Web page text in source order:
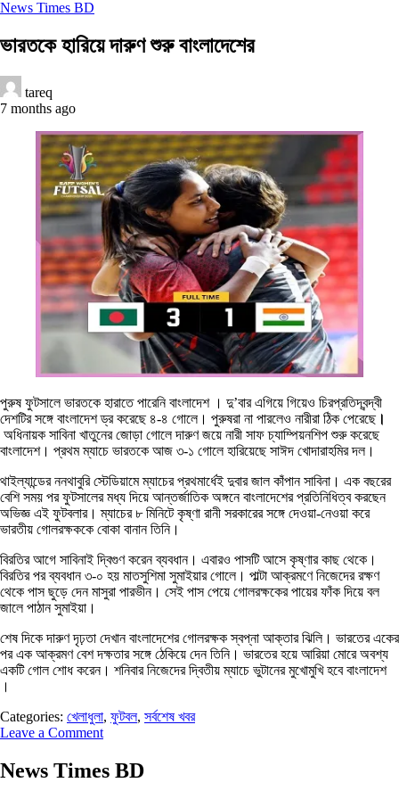
News Times BD
ভারতকে হারিয়ে দারুণ শুরু বাংলাদেশের
tareq
7 months ago
পুরুষ ফুটসালে ভারতকে হারাতে পারেনি বাংলাদেশ । দু’বার এগিয়ে গিয়েও চিরপ্রতিদ্বন্দ্বী
দেশটির সঙ্গে বাংলাদেশ ড্র করেছে ৪-৪ গোলে। পুরুষরা না পারলেও নারীরা ঠিক পেরেছে।
অধিনায়ক সাবিনা খাতুনের জোড়া গোলে দারুণ জয়ে নারী সাফ চ্যাম্পিয়নশিপ শুরু করেছে
বাংলাদেশ। প্রথম ম্যাচে ভারতকে আজ ৩-১ গোলে হারিয়েছে সাঈদ খোদারাহমির দল।
থাইল্যান্ডের ননথাবুরি স্টেডিয়ামে ম্যাচের প্রথমার্ধেই দুবার জাল কাঁপান সাবিনা। এক বছরের
বেশি সময় পর ফুটসালের মধ্য দিয়ে আন্তর্জাতিক অঙ্গনে বাংলাদেশের প্রতিনিধিত্ব করছেন
অভিজ্ঞ এই ফুটবলার। ম্যাচের ৮ মিনিটে কৃষ্ণা রানী সরকারের সঙ্গে দেওয়া-নেওয়া করে
ভারতীয় গোলরক্ষককে বোকা বানান তিনি।
বিরতির আগে সাবিনাই দ্বিগুণ করেন ব্যবধান। এবারও পাসটি আসে কৃষ্ণার কাছ থেকে।
বিরতির পর ব্যবধান ৩-০ হয় মাতসুশিমা সুমাইয়ার গোলে। পাল্টা আক্রমণে নিজেদের রক্ষণ
থেকে পাস ছুড়ে দেন মাসুরা পারভীন। সেই পাস পেয়ে গোলরক্ষকের পায়ের ফাঁক দিয়ে বল
জালে পাঠান সুমাইয়া।
শেষ দিকে দারুণ দৃঢ়তা দেখান বাংলাদেশের গোলরক্ষক স্বপ্না আক্তার ঝিলি। ভারতের একের
পর এক আক্রমণ বেশ দক্ষতার সঙ্গে ঠেকিয়ে দেন তিনি। ভারতের হয়ে আরিয়া মোরে অবশ্য
একটি গোল শোধ করেন। শনিবার নিজেদের দ্বিতীয় ম্যাচে ভুটানের মুখোমুখি হবে বাংলাদেশ
।
Categories: খেলাধুলা, ফুটবল, সর্বশেষ খবর
Leave a Comment
News Times BD